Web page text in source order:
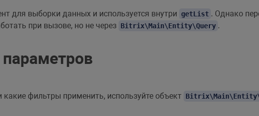
для выборки данных и используется внутри getList . Однако
при вызове, но не через Bitrix\Main\Entity\Query .
фильтры применить, используйте объект